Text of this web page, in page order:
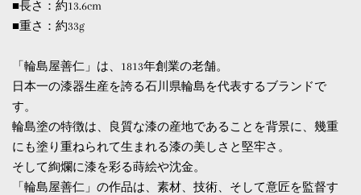
■長さ：約13.6cm
■重さ：約33g
「輪島屋善仁」は、1813年創業の老舗。
日本一の漆器生産を誇る石川県輪島を代表するブランドで
す。
輪島塗の特徴は、良質な漆の産地であることを背景に、幾重
にも塗り重ねられて生まれる漆の美しさと堅牢さ。
そして絢爛に漆を彩る蒔絵や沈金。
「輪島屋善仁」の作品は、素材、技術、そして意匠を監督す